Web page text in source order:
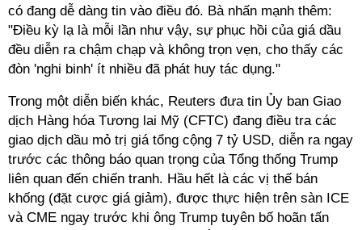
có đang dễ dàng tin vào điều đó. Bà nhấn mạnh thêm:
"Điều kỳ lạ là mỗi lần như vậy, sự phục hồi của giá dầu
đều diễn ra chậm chạp và không trọn vẹn, cho thấy các
đòn 'nghi binh' ít nhiều đã phát huy tác dụng."
Trong một diễn biến khác, Reuters đưa tin Ủy ban Giao
dịch Hàng hóa Tương lai Mỹ (CFTC) đang điều tra các
giao dịch dầu mỏ trị giá tổng cộng 7 tỷ USD, diễn ra ngay
trước các thông báo quan trọng của Tổng thống Trump
liên quan đến chiến tranh. Hầu hết là các vị thế bán
khống (đặt cược giá giảm), được thực hiện trên sàn ICE
và CME ngay trước khi ông Trump tuyên bố hoãn tấn